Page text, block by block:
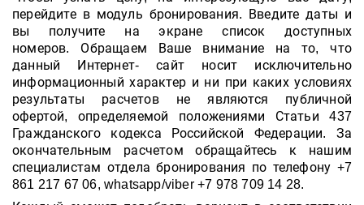
перейдите в модуль бронирования. Введите даты и
вы получите на экране список доступных
номеров. Обращаем Ваше внимание на то, что
данный Интернет- сайт носит исключительно
информационный характер и ни при каких условиях
результаты расчетов не являются публичной
офертой, определяемой положениями Статьи 437
Гражданского кодекса Российской Федерации. За
окончательным расчетом обращайтесь к нашим
специалистам отдела бронирования по телефону +7
861 217 67 06, whatsapp/viber +7 978 709 14 28.